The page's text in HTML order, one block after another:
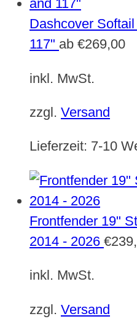
Dashcover
117" ab €269,00
inkl. MwSt.
zzgl. Versand
Lieferzeit: 7-10
Frontfender 19"
2014 - 2026 €
inkl. MwSt.
zzgl. Versand